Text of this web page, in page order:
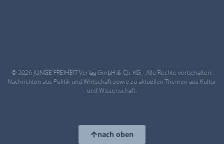
© 2026 JUNGE FREIHEIT Verlag GmbH & Co. KG - Alle Rechte vorbehalten.
Nachrichten aus Politik und Wirtschaft sowie zu aktuellen Themen aus Kultur
und Wissenschaft.
nach oben